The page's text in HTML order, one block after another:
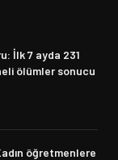
İlk 7 ayda 231
ölümler sonucu
öğretmenlere